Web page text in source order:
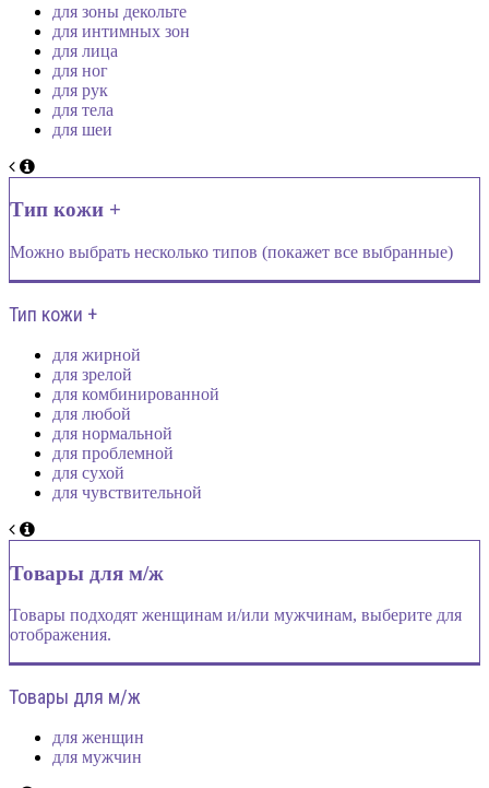
для зоны декольте
для интимных зон
для лица
для ног
для рук
для тела
для шеи
Тип кожи +
Можно выбрать несколько типов (покажет все выбранные)
Тип кожи +
для жирной
для зрелой
для комбинированной
для любой
для нормальной
для проблемной
для сухой
для чувствительной
Товары для м/ж
Товары подходят женщинам и/или мужчинам, выберите для
отображения.
Товары для м/ж
для женщин
для мужчин